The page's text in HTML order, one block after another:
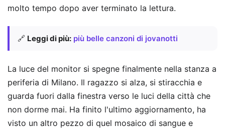
molto tempo dopo aver terminato la lettura.
🔗 Leggi di più: più belle canzoni di jovanotti
La luce del monitor si spegne finalmente nella stanza a
periferia di Milano. Il ragazzo si alza, si stiracchia e
guarda fuori dalla finestra verso le luci della città che
non dorme mai. Ha finito l'ultimo aggiornamento, ha
visto un altro pezzo di quel mosaico di sangue e